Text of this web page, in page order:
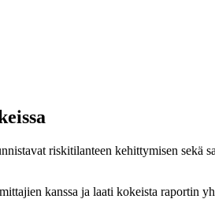
riskitilanteen kehittymisen sekä
kanssa ja laati kokeista raportin